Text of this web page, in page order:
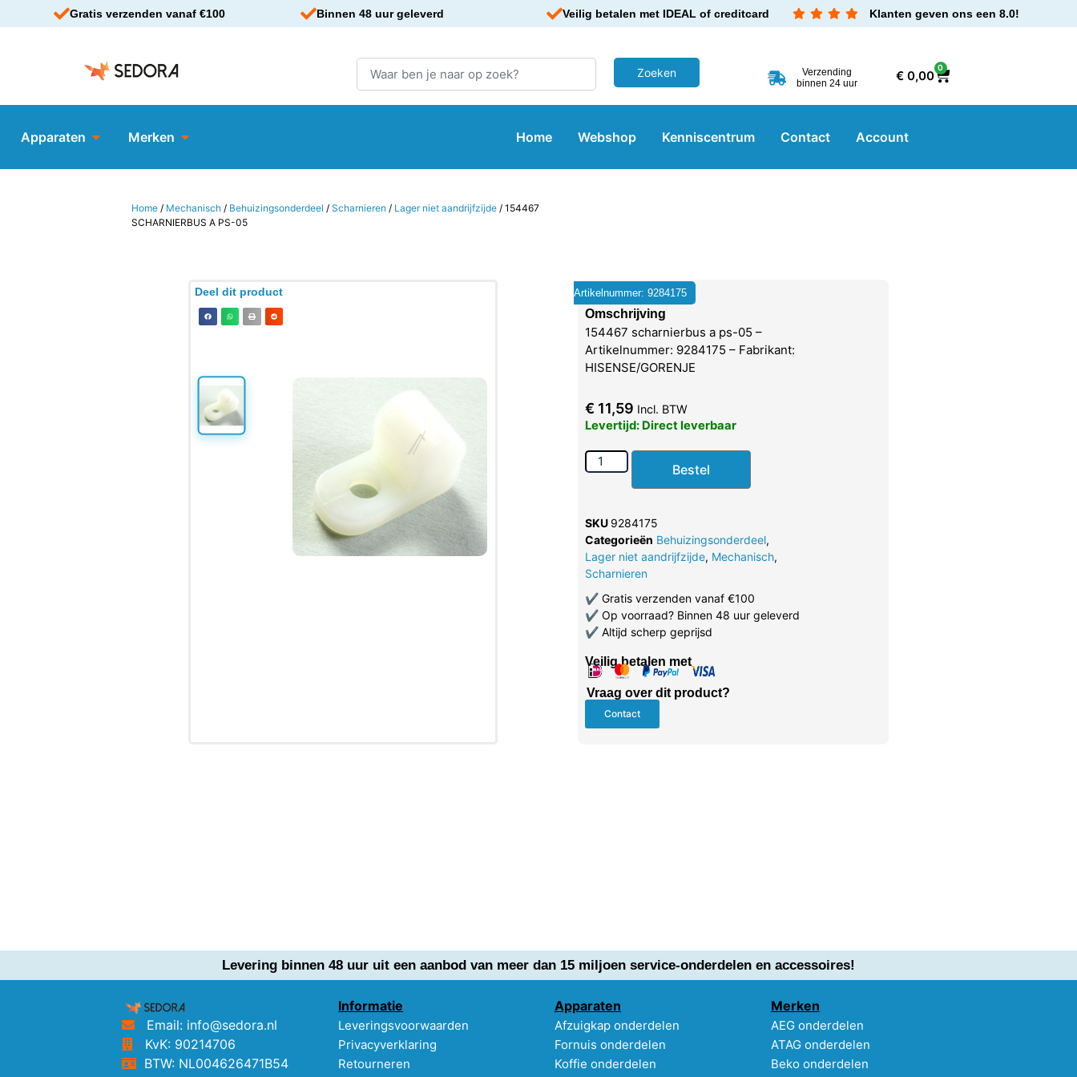
Gratis verzenden vanaf €100 Binnen 48 uur geleverd Veilig betalen met IDEAL of creditcard Klanten geven ons een 8.0!
Verzending
binnen 24 uur
€0,00
0
Apparaten Merken Home Webshop Kenniscentrum Contact Account
Home / Mechanisch / Behuizingsonderdeel /Scharnieren / Lager niet aandrijfzijde / 154467
SCHARNIERBUS A PS-05
Deel dit product Artikelnummer: 9284175
Omschrijving
154467 scharnierbus a ps-05 –
Artikelnummer: 9284175 – Fabrikant:
HISENSE/GORENJE
€ 11,59 Incl. BTW
Levertijd: Direct leverbaar
Bestel
SKU 9284175
Categorieën Behuizingsonderdeel,
Lager niet aandrijfzijde, Mechanisch,
Scharnieren
✔Gratis verzenden vanaf €100
✔Op voorraad? Binnen 48 uur geleverd
✔Altijd scherp geprijsd
Veilig betalen met
Vraag over dit product?
Contact
Levering binnen 48 uur uit een aanbod van meer dan 15 miljoen service-onderdelen en accessoires!
Email: info@sedora.nl
KvK: 90214706
BTW: NL004626471B54
Informatie
Leveringsvoorwaarden
Privacyverklaring
Retourneren
Apparaten
Afzuigkap onderdelen
Fornuis onderdelen
Koffie onderdelen
Merken
AEG onderdelen
ATAG onderdelen
Beko onderdelen